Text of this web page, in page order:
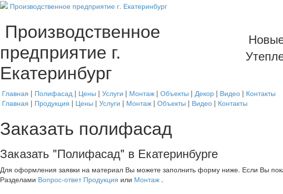
Производственное
предприятие г.
Екатеринбург
Главная | Полифасад | Цены | Услуги | Монтаж | Объекты | Декор | Видео | Контакты
Главная | Продукция | Цены | Услуги | Монтаж | Объекты | Видео | Контакты
Заказать полифасад
Заказать "Полифасад" в Екатеринбурге
Для оформления заявки на материал Вы можете заполнить форму ниже. Если Вы
Разделами Вопрос-ответ Продукция или Монтаж .